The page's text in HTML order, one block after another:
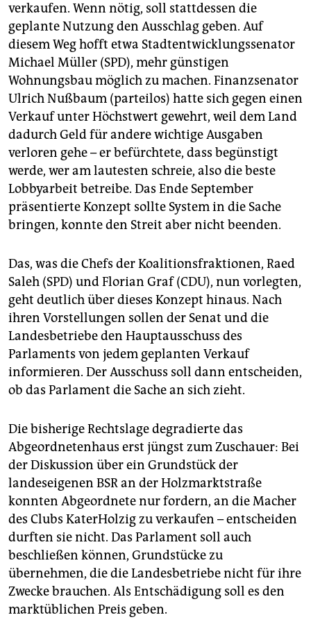
verkaufen. Wenn nötig, soll stattdessen die
geplante Nutzung den Ausschlag geben. Auf
diesem Weg hofft etwa Stadtentwicklungssenator
Michael Müller (SPD), mehr günstigen
Wohnungsbau möglich zu machen. Finanzsenator
Ulrich Nußbaum (parteilos) hatte sich gegen einen
Verkauf unter Höchstwert gewehrt, weil dem Land
dadurch Geld für andere wichtige Ausgaben
verloren gehe – er befürchtete, dass begünstigt
werde, wer am lautesten schreie, also die beste
Lobbyarbeit betreibe. Das Ende September
präsentierte Konzept sollte System in die Sache
bringen, konnte den Streit aber nicht beenden.
Das, was die Chefs der Koalitionsfraktionen, Raed
Saleh (SPD) und Florian Graf (CDU), nun vorlegten,
geht deutlich über dieses Konzept hinaus. Nach
ihren Vorstellungen sollen der Senat und die
Landesbetriebe den Hauptausschuss des
Parlaments von jedem geplanten Verkauf
informieren. Der Ausschuss soll dann entscheiden,
ob das Parlament die Sache an sich zieht.
Die bisherige Rechtslage degradierte das
Abgeordnetenhaus erst jüngst zum Zuschauer: Bei
der Diskussion über ein Grundstück der
landeseigenen BSR an der Holzmarktstraße
konnten Abgeordnete nur fordern, an die Macher
des Clubs KaterHolzig zu verkaufen – entscheiden
durften sie nicht. Das Parlament soll auch
beschließen können, Grundstücke zu
übernehmen, die die Landesbetriebe nicht für ihre
Zwecke brauchen. Als Entschädigung soll es den
marktüblichen Preis geben.